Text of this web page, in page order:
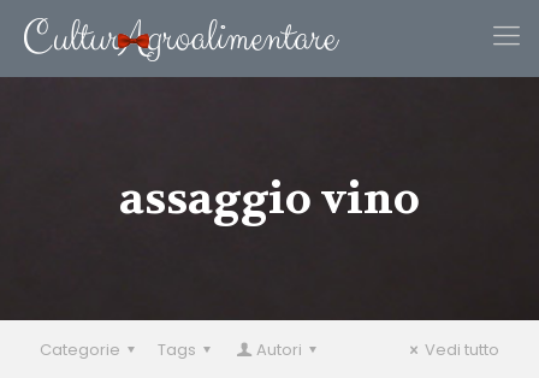
assaggio vino
Categorie Tags Autori Vedi tutto